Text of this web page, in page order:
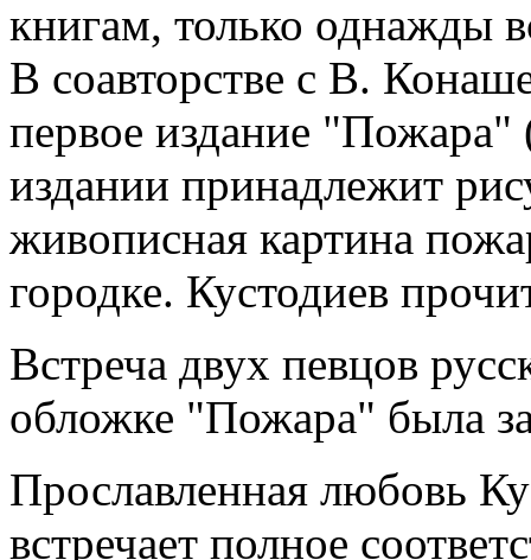
книгам, только однажды
В соавторстве с В.
первое издание "Пожара"
издании принадлежит
живописная картина
городке. Кустодиев
Встреча двух певцов
обложке "Пожара" была
Прославленная любовь
встречает полное